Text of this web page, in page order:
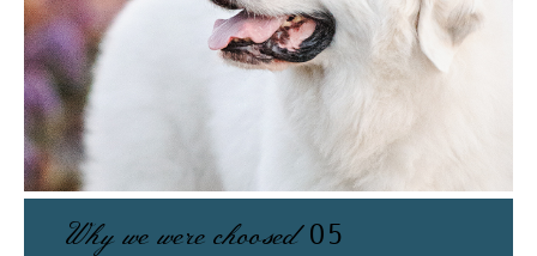
Why we were choosed 05